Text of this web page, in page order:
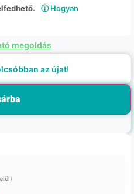
ⓘ Hogyan
megoldás
az újat!